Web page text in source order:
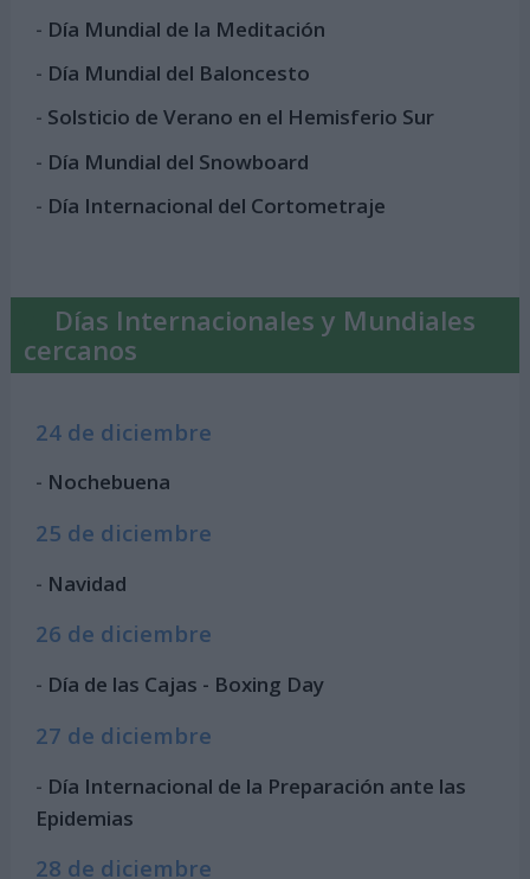
- Día Mundial de la Meditación
- Día Mundial del Baloncesto
- Solsticio de Verano en el Hemisferio Sur
- Día Mundial del Snowboard
- Día Internacional del Cortometraje
Días Internacionales y Mundiales
cercanos
24 de diciembre
- Nochebuena
25 de diciembre
- Navidad
26 de diciembre
- Día de las Cajas - Boxing Day
27 de diciembre
- Día Internacional de la Preparación ante las
Epidemias
28 de diciembre